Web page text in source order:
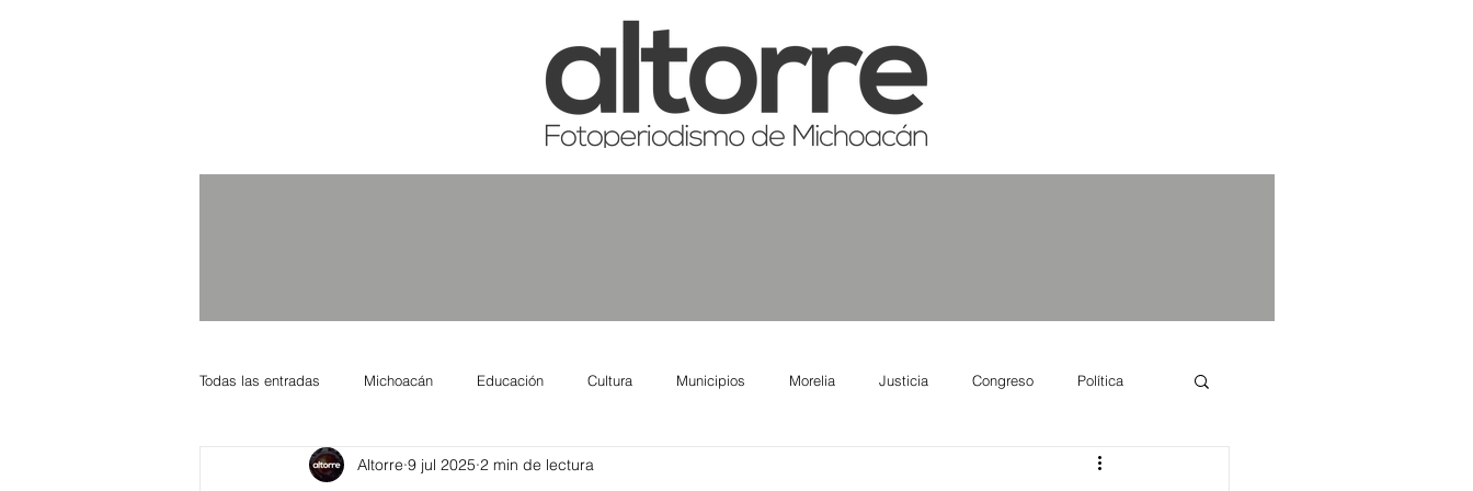
Todas las entradas Michoacán Educación Cultura Municipios Morelia Justicia Congreso Política
Nacional Internacional Columnistas Salud
Altorre 9 jul 2025 2 min de lectura